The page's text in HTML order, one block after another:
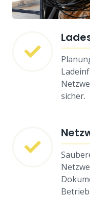
sicher.